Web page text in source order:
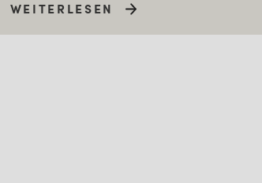
WEITERLESEN